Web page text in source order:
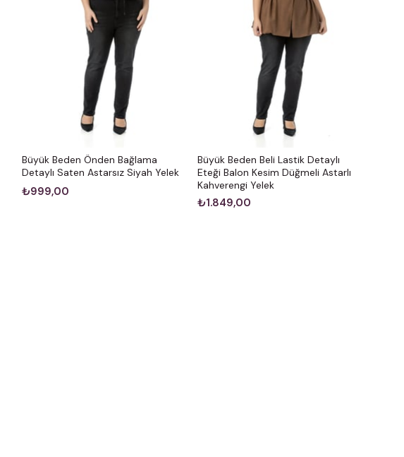
Büyük Beden Önden Bağlama
Detaylı Saten Astarsız Siyah Yelek
₺999,00
Büyük Beden Beli Lastik Detaylı
Eteği Balon Kesim Düğmeli Astarlı
Kahverengi Yelek
₺1.849,00